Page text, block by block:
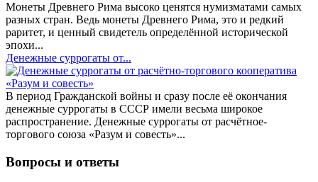
Монеты Древнего Рима высоко ценятся нумизматами самых
разных стран. Ведь монеты Древнего Рима, это и редкий
раритет, и ценный свидетель определённой исторической
эпохи...
Денежные суррогаты от...
В период Гражданской войны и сразу после её окончания
денежные суррогаты в СССР имели весьма широкое
распространение. Денежные суррогаты от расчётное-
торгового союза «Разум и совесть»...
Вопросы и ответы